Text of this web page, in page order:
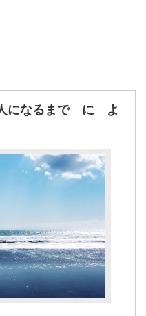
になるまで に よ